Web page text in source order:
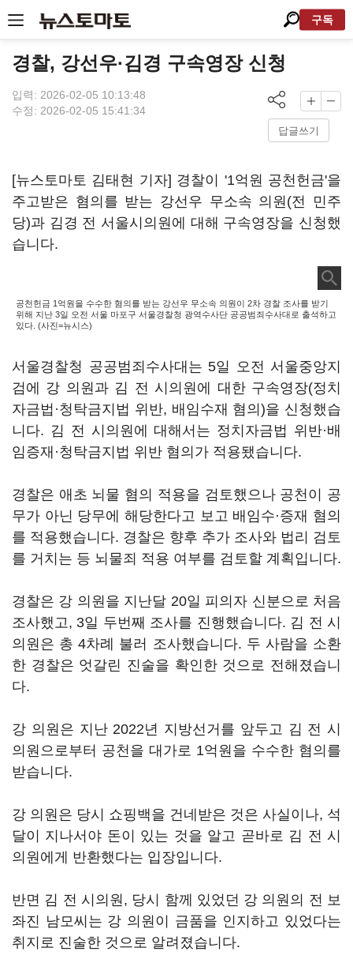
구독
경찰, 강선우·김경 구속영장 신청
입력: 2026-02-05 10:13:48
수정: 2026-02-05 15:41:34
답글쓰기
[뉴스토마토 김태현 기자] 경찰이 '1억원 공천헌금'을
주고받은 혐의를 받는 강선우 무소속 의원(전 민주
당)과 김경 전 서울시의원에 대해 구속영장을 신청했
습니다.
공천헌금 1억원을 수수한 혐의를 받는 강선우 무소속 의원이 2차 경찰 조사를 받기
위해 지난 3일 오전 서울 마포구 서울경찰청 광역수사단 공공범죄수사대로 출석하고
있다. (사진=뉴시스)
서울경찰청 공공범죄수사대는 5일 오전 서울중앙지
검에 강 의원과 김 전 시의원에 대한 구속영장(정치
자금법·청탁금지법 위반, 배임수재 혐의)을 신청했습
니다. 김 전 시의원에 대해서는 정치자금법 위반·배
임증재·청탁금지법 위반 혐의가 적용됐습니다.
경찰은 애초 뇌물 혐의 적용을 검토했으나 공천이 공
무가 아닌 당무에 해당한다고 보고 배임수·증재 혐의
를 적용했습니다. 경찰은 향후 추가 조사와 법리 검토
를 거치는 등 뇌물죄 적용 여부를 검토할 계획입니다.
경찰은 강 의원을 지난달 20일 피의자 신분으로 처음
조사했고, 3일 두번째 조사를 진행했습니다. 김 전 시
의원은 총 4차례 불러 조사했습니다. 두 사람을 소환
한 경찰은 엇갈린 진술을 확인한 것으로 전해졌습니
다.
강 의원은 지난 2022년 지방선거를 앞두고 김 전 시
의원으로부터 공천을 대가로 1억원을 수수한 혐의를
받습니다.
강 의원은 당시 쇼핑백을 건네받은 것은 사실이나, 석
달이 지나서야 돈이 있는 것을 알고 곧바로 김 전 시
의원에게 반환했다는 입장입니다.
반면 김 전 시의원, 당시 함께 있었던 강 의원의 전 보
좌진 남모씨는 강 의원이 금품을 인지하고 있었다는
취지로 진술한 것으로 알려졌습니다.